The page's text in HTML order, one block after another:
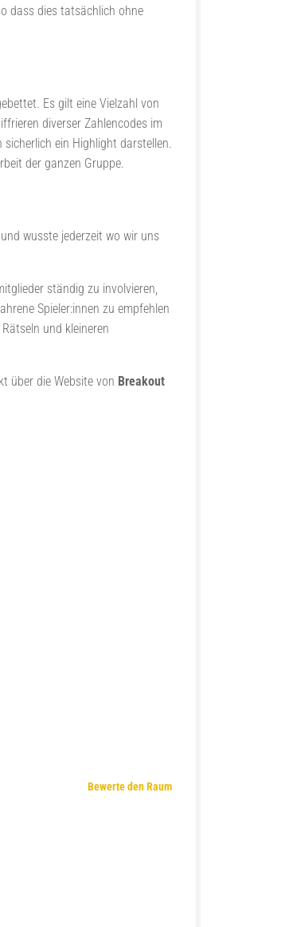
dass dies tatsächlich ohne
Es gilt eine Vielzahl von
diverser Zahlencodes im
ein Highlight darstellen.
der ganzen Gruppe.
wusste jederzeit wo wir uns
ständig zu involvieren,
Spieler:innen zu empfehlen
und kleineren
über die Website von Breakout
Bewerte den Raum